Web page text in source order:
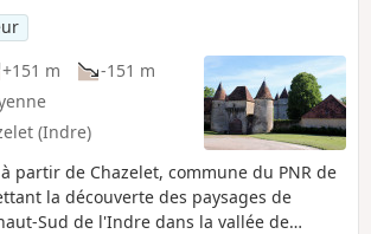
+151 m
-151 m
(Indre)
partir de Chazelet, commune du PNR de
la découverte des paysages de
Sud de l'Indre dans la vallée de